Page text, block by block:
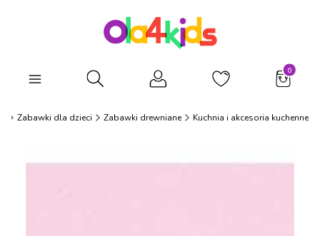
Otwórz wyszukiwarkę
Zabawki dla dzieci Zabawki drewniane Kuchnia i akcesoria kuchenne